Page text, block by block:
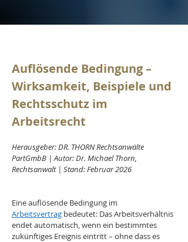
Auflösende Bedingung –
Wirksamkeit, Beispiele und
Rechtsschutz im
Arbeitsrecht
Herausgeber: DR. THORN Rechtsanwälte
PartGmbB | Autor: Dr. Michael Thorn,
Rechtsanwalt | Stand: Februar 2026
Eine auflösende Bedingung im
Arbeitsvertrag bedeutet: Das Arbeitsverhältnis
endet automatisch, wenn ein bestimmtes
zukünftiges Ereignis eintritt – ohne dass es